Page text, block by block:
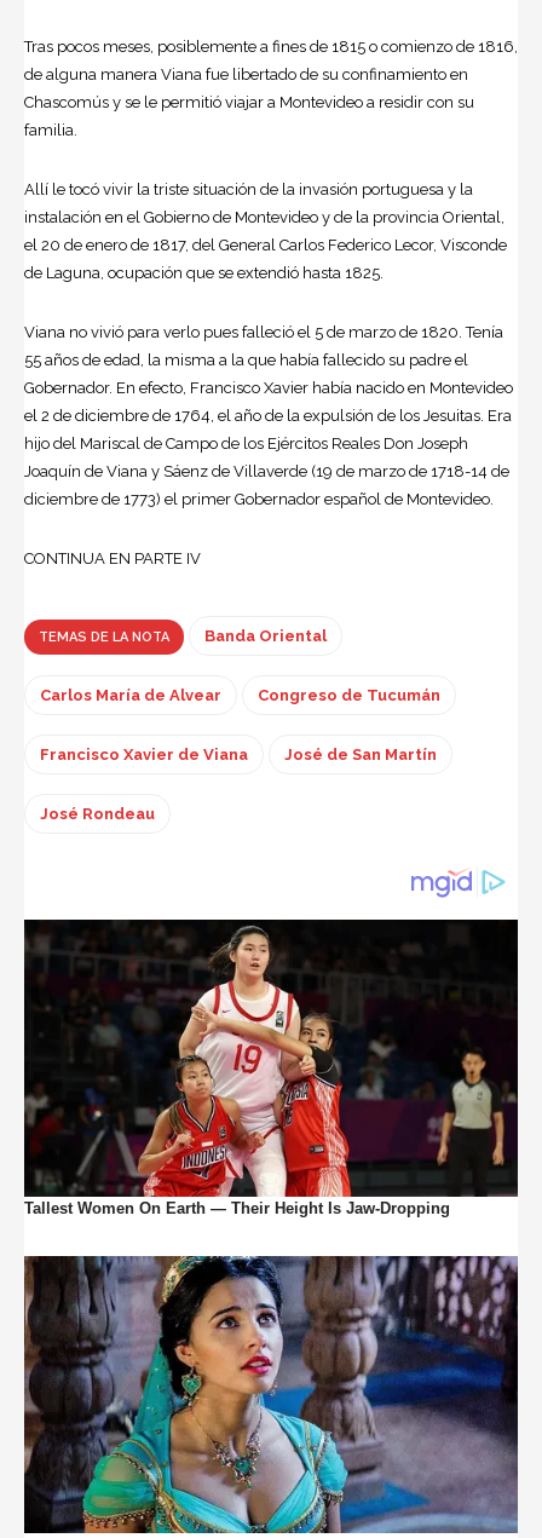
Tras pocos meses, posiblemente a fines de 1815 o comienzo de 1816,
de alguna manera Viana fue libertado de su confinamiento en
Chascomús y se le permitió viajar a Montevideo a residir con su
familia.
Allí le tocó vivir la triste situación de la invasión portuguesa y la
instalación en el Gobierno de Montevideo y de la provincia Oriental,
el 20 de enero de 1817, del General Carlos Federico Lecor, Visconde
de Laguna, ocupación que se extendió hasta 1825.
Viana no vivió para verlo pues falleció el 5 de marzo de 1820. Tenía
55 años de edad, la misma a la que había fallecido su padre el
Gobernador. En efecto, Francisco Xavier había nacido en Montevideo
el 2 de diciembre de 1764, el año de la expulsión de los Jesuitas. Era
hijo del Mariscal de Campo de los Ejércitos Reales Don Joseph
Joaquín de Viana y Sáenz de Villaverde (19 de marzo de 1718-14 de
diciembre de 1773) el primer Gobernador español de Montevideo.
CONTINUA EN PARTE IV
TEMAS DE LA NOTA Banda Oriental
Carlos María de Alvear Congreso de Tucumán
Francisco Xavier de Viana José de San Martín
José Rondeau